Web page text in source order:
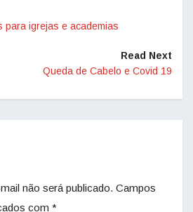
para igrejas e academias
Read Next
Queda de Cabelo e Covid 19
não será publicado. Campos
com *